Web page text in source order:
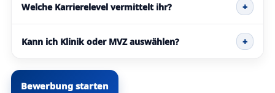
Welche Karrierelevel vermittelt ihr? +
Kann ich Klinik oder MVZ auswählen? +
Bewerbung starten